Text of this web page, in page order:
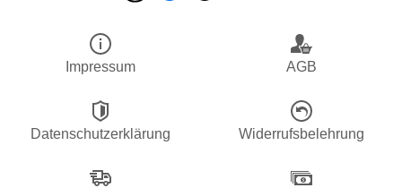
Impressum AGB
Datenschutzerklärung Widerrufsbelehrung